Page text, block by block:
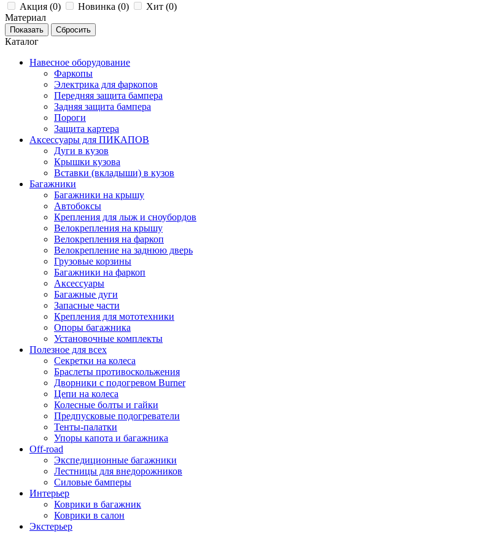
Акция (0) Новинка (0) Хит (0)
Материал
Каталог
Навесное оборудование
Фаркопы
Электрика для фаркопов
Передняя защита бампера
Задняя защита бампера
Пороги
Защита картера
Аксессуары для ПИКАПОВ
Дуги в кузов
Крышки кузова
Вставки (вкладыши) в кузов
Багажники
Багажники на крышу
Автобоксы
Крепления для лыж и сноубордов
Велокрепления на крышу
Велокрепления на фаркоп
Велокрепление на заднюю дверь
Грузовые корзины
Багажники на фаркоп
Аксессуары
Багажные дуги
Запасные части
Крепления для мототехники
Опоры багажника
Установочные комплекты
Полезное для всех
Секретки на колеса
Браслеты противоскольжения
Дворники с подогревом Burner
Цепи на колеса
Колесные болты и гайки
Предпусковые подогреватели
Тенты-палатки
Упоры капота и багажника
Off-road
Экспедиционные багажники
Лестницы для внедорожников
Силовые бамперы
Интерьер
Коврики в багажник
Коврики в салон
Экстерьер